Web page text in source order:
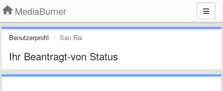
MediaBurner
Benutzerprofil San Rai
Ihr Beantragt-von Status